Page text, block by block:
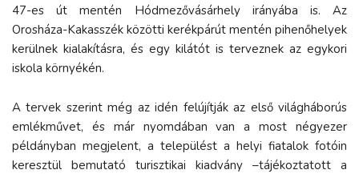
47-es út mentén Hódmezővásárhely irányába is. Az
Orosháza-Kakasszék közötti kerékpárút mentén pihenőhelyek
kerülnek kialakításra, és egy kilátót is terveznek az egykori
iskola környékén.
A tervek szerint még az idén felújítják az első világháborús
emlékművet, és már nyomdában van a most négyezer
példányban megjelent, a települést a helyi fiatalok fotóin
keresztül bemutató turisztikai kiadvány –tájékoztatott a